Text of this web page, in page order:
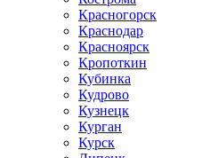
Красногорск
Краснодар
Красноярск
Кропоткин
Кубинка
Кудрово
Кузнецк
Курган
Курск